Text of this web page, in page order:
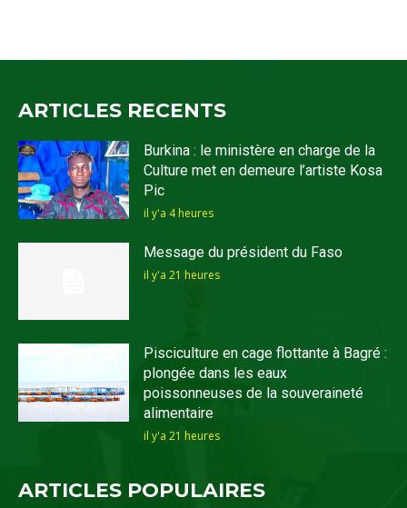
ARTICLES RECENTS
Burkina : le ministère en charge de la
Culture met en demeure l’artiste Kosa
Pic
il y'a 4 heures
Message du président du Faso
il y'a 21 heures
Pisciculture en cage flottante à Bagré :
plongée dans les eaux
poissonneuses de la souveraineté
alimentaire
il y'a 21 heures
ARTICLES POPULAIRES